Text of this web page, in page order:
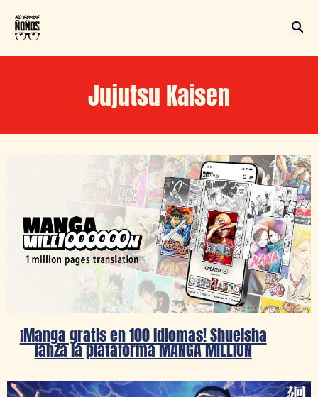
Jujutsu Kaisen
¡Manga gratis en 100 idiomas! Shueisha
lanza la plataforma MANGA MILLION